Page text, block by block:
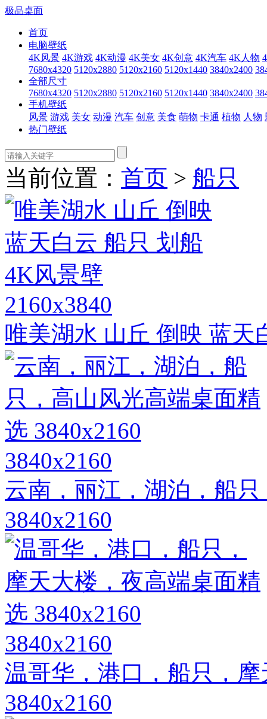
极品桌面
首页
电脑壁纸
4K风景 4K游戏 4K动漫 4K美女 4K创意 4K汽车 4K人物
7680x4320 5120x2880 5120x2160 5120x1440 3840x2400
全部尺寸
7680x4320 5120x2880 5120x2160 5120x1440 3840x2400
手机壁纸
风景 游戏 美女 动漫 汽车 创意 美食 萌物 卡通 植物 人物
热门壁纸
当前位置： 首页 > 船只
2160x3840
唯美湖水 山丘 倒映 蓝天
3840x2160
云南，丽江，湖泊，船
3840x2160
3840x2160
温哥华，港口，船只，
3840x2160